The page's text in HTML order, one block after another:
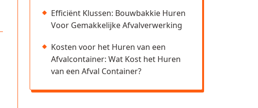
Efficiënt Klussen: Bouwbakkie Huren
Voor Gemakkelijke Afvalverwerking
Kosten voor het Huren van een
Afvalcontainer: Wat Kost het Huren
van een Afval Container?